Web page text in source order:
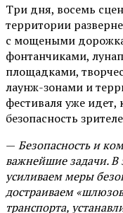
Три дня, восемь
территории
с мощеными
фонтанчиками,
площадками,
лаунж-зонами и
фестиваля уже идет,
безопасность
— Безопасность и
важнейшие задачи. В
усиливаем меры
достраиваем
транспорта,